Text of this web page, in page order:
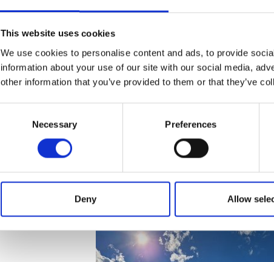
This website uses cookies
We use cookies to personalise content and ads, to provide
information about your use of our site with our social media,
other information that you’ve provided to them or that they’ve
Necessary Preferences
Deny Allow
Muut ammattini olen opetellut työssä.
Minä olen koulutukseltani levyseppä-
koulunkäynnin ohjaajan,
Ajatus on mennä näkyvyys
Toni ja Jutta korostavat
matkailu, yhteistyö, he luettelevat
Hyrynsalmella ja Ristijärvellä on opeteltu
kumivieheillä kalastetaan pohjalinjaa
Täkyonginnassa syöttinä käytetään